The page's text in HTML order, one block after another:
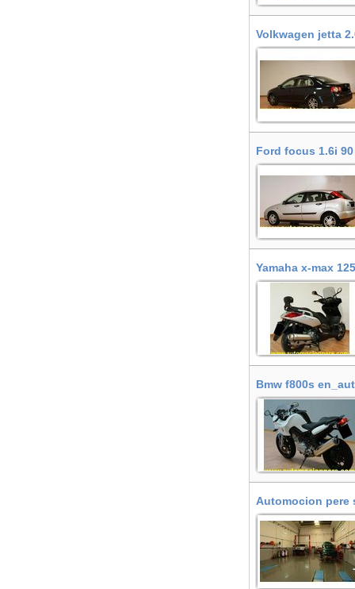
Volkwagen jetta
Camp (La)
Ford focus 1.6i
Selva del Camp
Yamaha x-max
Bmw f800s
Automocion pere